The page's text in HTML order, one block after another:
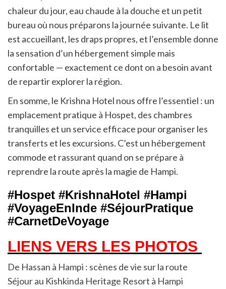
chaleur du jour, eau chaude à la douche et un petit
bureau où nous préparons la journée suivante. Le lit
est accueillant, les draps propres, et l’ensemble donne
la sensation d’un hébergement simple mais
confortable — exactement ce dont on a besoin avant
de repartir explorer la région.
En somme, le Krishna Hotel nous offre l’essentiel : un
emplacement pratique à Hospet, des chambres
tranquilles et un service efficace pour organiser les
transferts et les excursions. C’est un hébergement
commode et rassurant quand on se prépare à
reprendre la route après la magie de Hampi.
#Hospet #KrishnaHotel #Hampi
#VoyageEnInde #SéjourPratique
#CarnetDeVoyage
LIENS VERS LES PHOTOS
De Hassan à Hampi : scènes de vie sur la route
Séjour au Kishkinda Heritage Resort à Hampi